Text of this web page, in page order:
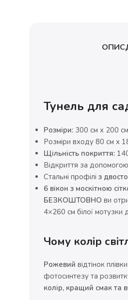
ОПИС
Тунель для
Розміри: 300 см х 200
Розміри входу 80 см х
Щільність покриття:
Відкриття за допомогою
Стальні профілі з
6 вікон з москітною
БЕЗКОШТОВНО ви
4×260 см білої мотузки
Чому колір
Рожевий відтінок
фотосинтезу та
колір, кращий смак та